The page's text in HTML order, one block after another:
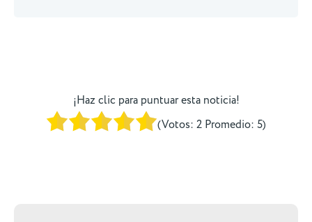
¡Haz clic para puntuar esta noticia!
(Votos: 2 Promedio: 5)